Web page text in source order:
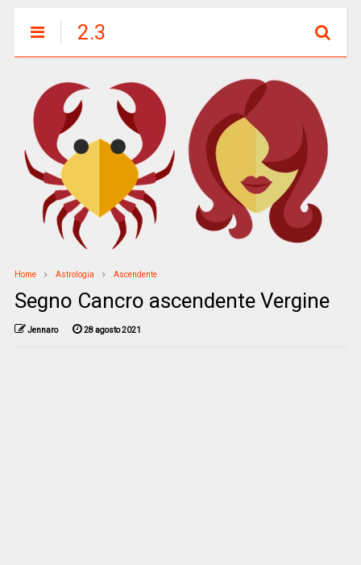
2.3
Home Astrologia Ascendente
Segno Cancro ascendente Vergine
Jennaro 28 agosto 2021